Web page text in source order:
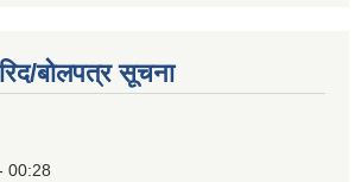
बोलपत्र सूचना
00:28